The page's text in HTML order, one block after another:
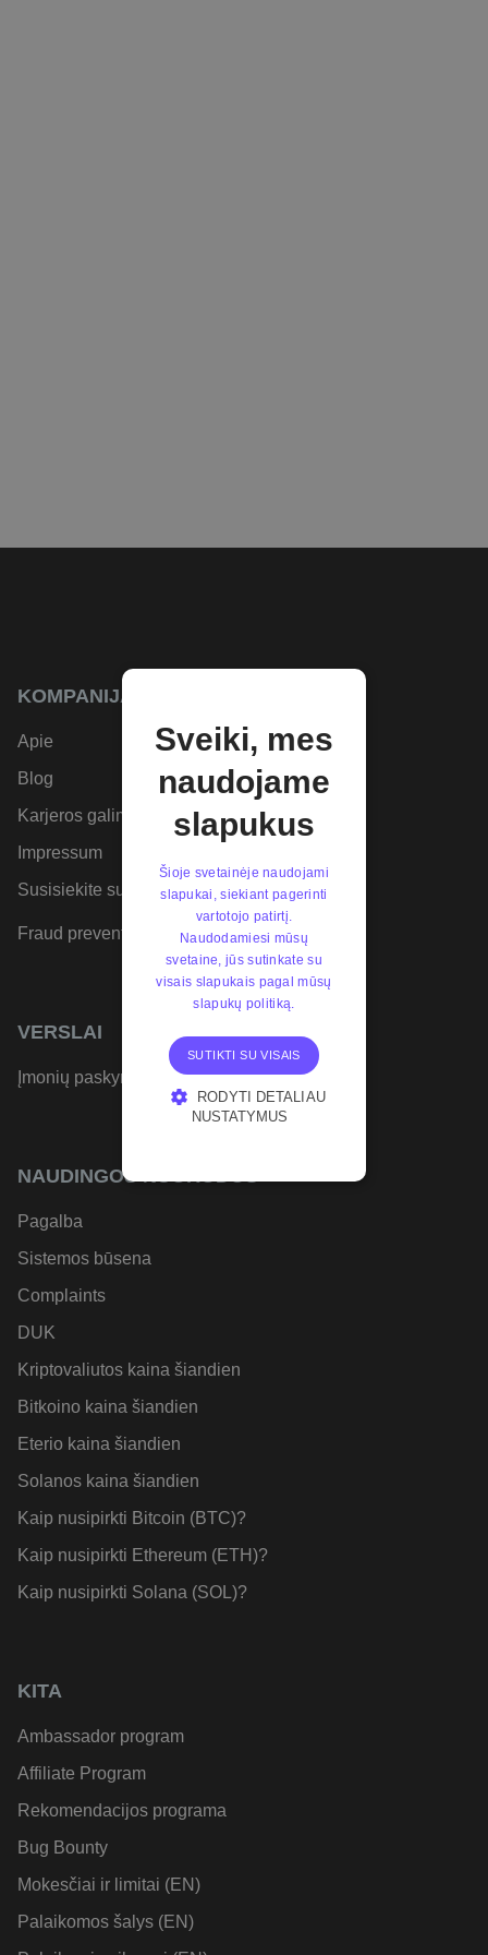
KOMPANIJA
Apie
Blog
Karjeros galimybės
Impressum
Susisiekite su mumis
Fraud prevention
VERSLAI
Įmonių paskyros
NAUDINGOS NUORODOS
Pagalba
Sistemos būsena
Complaints
DUK
Kriptovaliutos kaina šiandien
Bitkoino kaina šiandien
Eterio kaina šiandien
Solanos kaina šiandien
Kaip nusipirkti Bitcoin (BTC)?
Kaip nusipirkti Ethereum (ETH)?
Kaip nusipirkti Solana (SOL)?
KITA
Ambassador program
Affiliate Program
Rekomendacijos programa
Bug Bounty
Mokesčiai ir limitai (EN)
Palaikomos šalys (EN)
Sveiki, mes
naudojame
slapukus
Šioje svetainėje naudojami
slapukai, siekiant pagerinti
vartotojo patirtį.
Naudodamiesi mūsų
svetaine, jūs sutinkate su
visais slapukais pagal mūsų
slapukų politiką.
SUTIKTI SU VISAIS
RODYTI DETALIAU
NUSTATYMUS